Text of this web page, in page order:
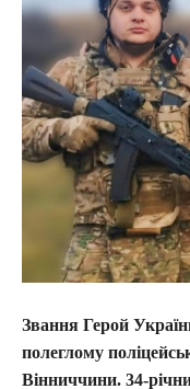
Звання Герой
полеглому
Вінниччини. 34-